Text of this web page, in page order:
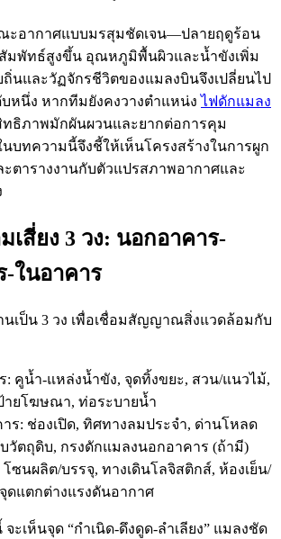
ะอากาศแบบมรสุมชัดเจน—ปลายฤดูร้อน
มพัทธ์สูงขึ้น อุณหภูมิพื้นผิวและน้ำขังเพิ่ม
ถิ่นและวัฏจักรชีวิตของแมลงบินจึงเปลี่ยนไป
บหนึ่ง หากทีมยังคงวางตำแหน่งไฟดักแมลง
ธิภาพมักผันผวนและยากต่อการคุม
บทความนี้จึงชี้ให้เห็นโครงสร้างในการผูก
ตารางงานกับตัวแปรสภาพอากาศและ
เสี่ยง 3 วง: นอกอาคาร-
-ในอาคาร
นเป็น 3 วง เพื่อเชื่อมสัญญาณสิ่งแวดล้อมกับ
: คูน้ำ-แหล่งน้ำขัง, จุดทิ้งขยะ, สวน/แนวไม้,
ายโฆษณา, ท่อระบายน้ำ
าร: ช่องเปิด, ทิศทางลมประจำ, ด่านโหลด
วัตถุดิบ, กรงดักแมลงนอกอาคาร (ถ้ามี)
โซนผลิต/บรรจุ, ทางเดินโลจิสติกส์, ห้องเย็น/
ดแตกต่างแรงดันอากาศ
ะเห็นจุด “กำเนิด-ดึงดูด-ลำเลียง” แมลงชัด